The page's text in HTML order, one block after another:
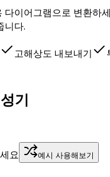
이어그램으로 변환하
니다.
고해상도 내보내기
기
요 예시 사용해보기